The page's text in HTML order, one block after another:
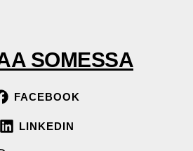
SOMESSA
FACEBOOK
LINKEDIN